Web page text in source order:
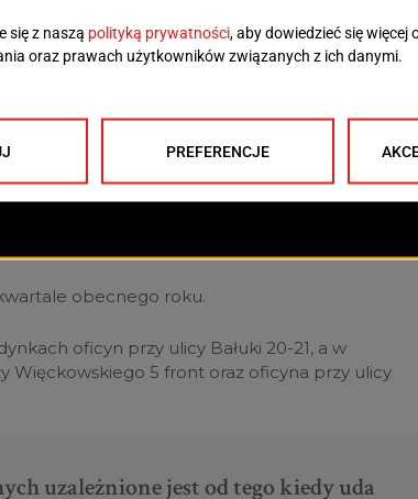
wykonano elewację
prace malarskie w lokalach oraz na
biały osprzęt elektryczny oraz
w lokalach usługowych.
terenu – mówi Tomasz
ds. mieszkalnictwa.
obecnego roku.
oficyn przy ulicy Bałuki 20-21, a w
Więckowskiego 5 front oraz oficyna przy ulicy
uzależnione jest od tego kiedy uda